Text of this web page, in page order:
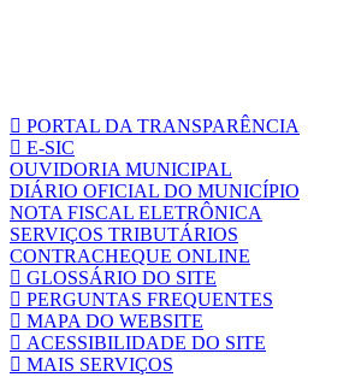
PORTAL DA TRANSPARÊNCIA
E-SIC
OUVIDORIA MUNICIPAL
DIÁRIO OFICIAL DO MUNICÍPIO
NOTA FISCAL ELETRÔNICA
SERVIÇOS TRIBUTÁRIOS
CONTRACHEQUE ONLINE
GLOSSÁRIO DO SITE
PERGUNTAS FREQUENTES
MAPA DO WEBSITE
ACESSIBILIDADE DO SITE
MAIS SERVIÇOS